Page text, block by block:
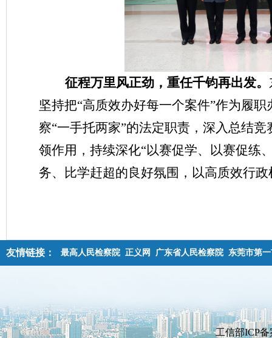
征程万里风正劲，重任千钧再出发。
坚持把“高质效办好每一个案件”作为履职
察“一手托两家”的法定职责，深入总结
领作用，持续深化“以赛促学、以赛促练
务、比学赶超的良好氛围 ， 以高质效行政
友情链接： 最高人民检察院 正义网 广东省人民检察院 东莞市第
工信部ICP